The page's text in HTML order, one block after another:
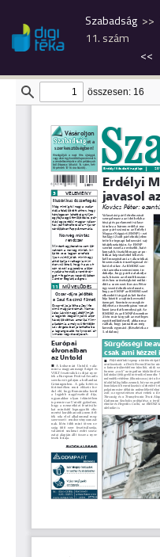
Szabadság
11. szám
<<